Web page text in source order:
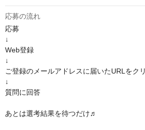
応募の流れ
応募
↓
Web登録
↓
ご登録のメールアドレスに届いたURLをク
↓
質問に回答
あとは選考結果を待つだけ♬